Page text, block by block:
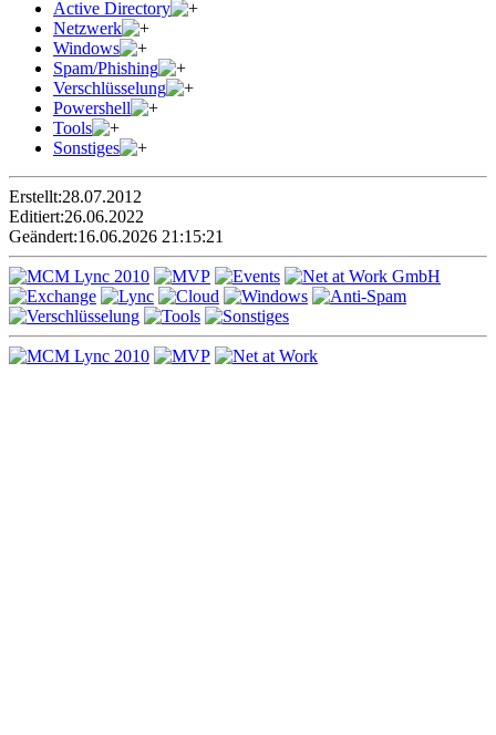
Active Directory
Netzwerk
Windows
Spam/Phishing
Verschlüsselung
Powershell
Tools
Sonstiges
Erstellt:28.07.2012
Editiert:26.06.2022
Geändert:16.06.2026 21:15:21